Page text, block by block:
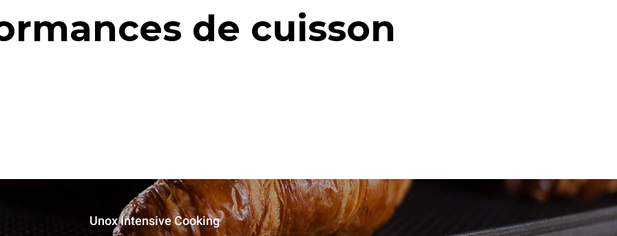
de cuisson
Unox Intensive Cooking